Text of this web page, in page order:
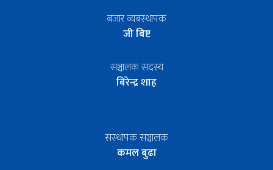
बजार व्यबस्थापक
जी बिष्ट
सञ्चालक सदस्य
बिरेन्द्र शाह
सस्थापक सञ्चालक
कमल बुढा